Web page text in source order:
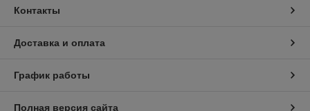
Контакты
Доставка и оплата
График работы
Полная версия сайта